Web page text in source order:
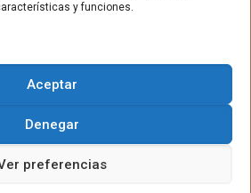
y funciones.
Aceptar
Denegar
preferencias
Bulevar Getafe. Todos los derechos
reservados.
de privacidad